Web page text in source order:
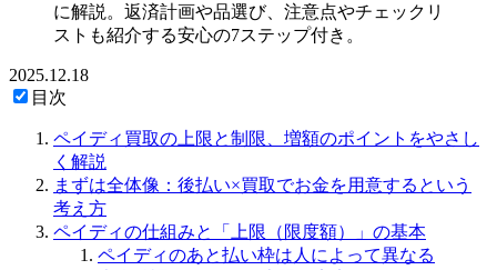
に解説。返済計画や品選び、注意点やチェックリ
ストも紹介する安心の7ステップ付き。
2025.12.18
目次
ペイディ買取の上限と制限、増額のポイントをやさし
く解説
まずは全体像：後払い×買取でお金を用意するという
考え方
ペイディの仕組みと「上限（限度額）」の基本
ペイディのあと払い枠は人によって異なる